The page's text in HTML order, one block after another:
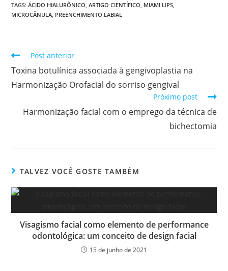
TAGS:ÁCIDO HIALURÔNICO ARTIGO CIENTÍFICO MIAMI LIPS
MICROCÂNULA PREENCHIMENTO LABIAL
Post anterior
Toxina botulínica associada à gengivoplastia na
Harmonização Orofacial do sorriso gengival
Próximo post
Harmonização facial com o emprego da técnica de
bichectomia
TALVEZ VOCÊ GOSTE TAMBÉM
Visagismo facial como elemento de performance
odontológica: um conceito de design facial
15 de junho de 2021